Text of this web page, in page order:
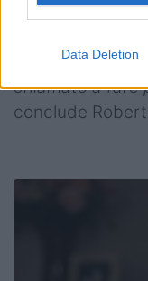
Data Deletion
“Qui puoi
mia capacità di
chiamato a fare
conclude